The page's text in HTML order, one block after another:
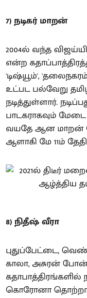
7) நடிகர் மாறன்
2004ல் வந்த
என்ற
'டிஷ்யூம்',
உட்பட பல்வேறு
நடித்துள்ளார்.
பாடகராகவும் மேடை
வயதே ஆன மாறன்
ஆளாகி மே 11ம்
8) நிதீஷ் வீரா
புதுப்பேட்டை,
காலா, அசுரன்
கதாபாத்திரங்களில்
கொரோனா தொற்றால்